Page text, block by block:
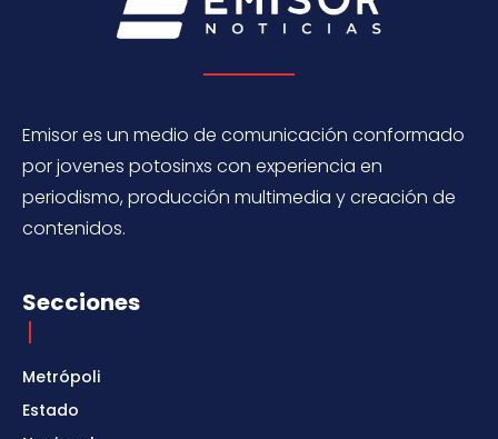
Emisor es un medio de comunicación conformado
por jovenes potosinxs con experiencia en
periodismo, producción multimedia y creación de
contenidos.
Secciones
Metrópoli
Estado